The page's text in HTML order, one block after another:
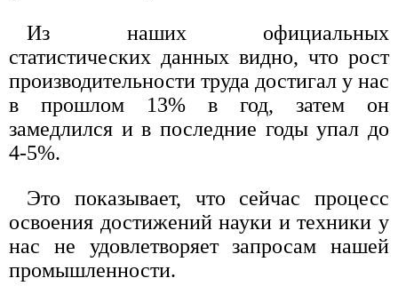
Из наших официальных
статистических данных видно, что рост
производительности труда достигал у нас
в прошлом 13% в год, затем он
замедлился и в последние годы упал до
4-5%.
Это показывает, что сейчас процесс
освоения достижений науки и техники у
нас не удовлетворяет запросам нашей
промышленности.